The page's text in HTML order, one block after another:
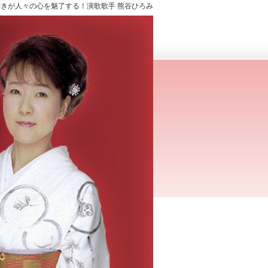
が人々の心を魅了する！演歌歌手 熊谷ひろみ